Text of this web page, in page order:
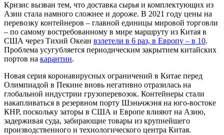
Кризис вызван тем, что доставка сырья и комплектующих из
Азии стала намного сложнее и дороже. В 2021 году цены на
перевозку контейнеров – главной единицы мировой торговли
– по самому востребованному в мире маршруту из Китая в
США через Тихий Океан взлетели в 6 раз, в Европу – в 10.
Проблема усугубляется периодическим закрытием китайских
портов на карантин.
Новая серия коронавирусных ограничений в Китае перед
Олимпиадой в Пекине вновь негативно отразилась на
глобальной индустрии грузоперевозок. Контейнеры стали
накапливаться в резервном порту Шэньчжэня на юго-востоке
КНР, поскольку заторы в США и Европе влияют на Азию,
задерживая суда, забирающие товары из крупнейшего
производственного и технологического центра Китая.